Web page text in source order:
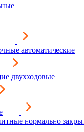
автоматические
двухходовые
нормально